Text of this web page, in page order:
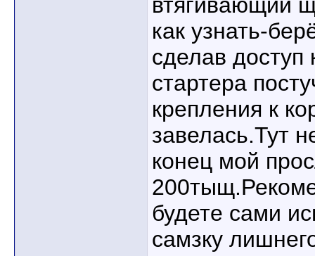
как узнать-
сделав доступ
стартера
крепления к
завелась.Тут
конец мой
будете сами
самзку